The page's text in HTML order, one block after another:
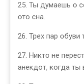
25. Ты думаешь о
ото сна.
26. Трех пар
27. Никто не
анекдот, когда ты